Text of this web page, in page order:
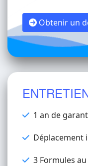
Obtenir un
1 an de
Déplacement
3 Formules